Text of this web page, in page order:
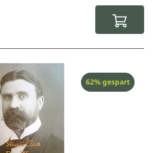
Rabatt
62% gespart